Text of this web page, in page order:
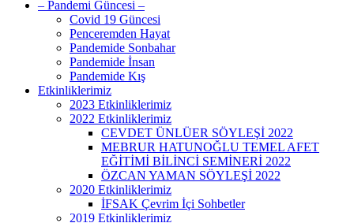
– Pandemi Güncesi –
Covid 19 Güncesi
Penceremden Hayat
Pandemide Sonbahar
Pandemide İnsan
Pandemide Kış
Etkinliklerimiz
2023 Etkinliklerimiz
2022 Etkinliklerimiz
CEVDET ÜNLÜER SÖYLEŞİ 2022
MEBRUR HATUNOĞLU TEMEL AFET
EĞİTİMİ BİLİNCİ SEMİNERİ 2022
ÖZCAN YAMAN SÖYLEŞİ 2022
2020 Etkinliklerimiz
İFSAK Çevrim İçi Sohbetler
2019 Etkinliklerimiz